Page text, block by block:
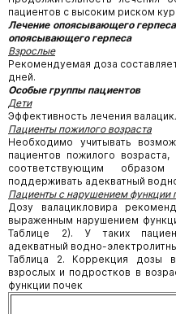
пациентов с высоким риском
Лечение опоясывающего
опоясывающего герпеса
Взрослые
Рекомендуемая доза
дней.
Особые группы пациентов
Дети
Эффективность лечения
Пациенты пожилого возраста
Необходимо учитывать
пациентов пожилого
соответствующим образом
поддерживать адекватный
Пациенты с нарушением функции
Дозу валацикловира
выраженным нарушением
Таблице 2). У таких
адекватный водно-
Таблица 2. Коррекция дозы
взрослых и подростков в
функции почек